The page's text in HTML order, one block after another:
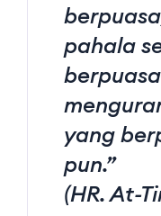
pahala
yang
pun.”
(HR. At-